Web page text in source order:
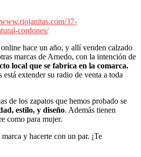
37-
cordones/
hace un año, y allí venden calzado
marcas de Arnedo, con la intención de
local que se fabrica en la comarca.
extender su radio de venta a toda
de los zapatos que hemos probado se
estilo, y diseño. Además tienen
como para mujer.
y hacerte con un par. ¡Te